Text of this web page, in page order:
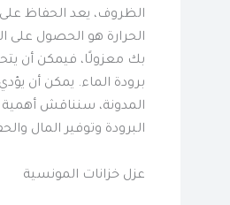
الظروف، يعد الحفاظ على
الحرارة هو الحصول على
بك معزولًا، فيمكن أن
برودة الماء. يمكن أن
المدونة، سنناقش
البرودة وتوفير المال
عزل خزانات المونسية